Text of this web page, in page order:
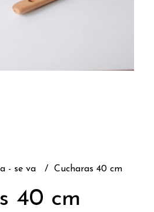
- se va Cucharas 40 cm
40 cm